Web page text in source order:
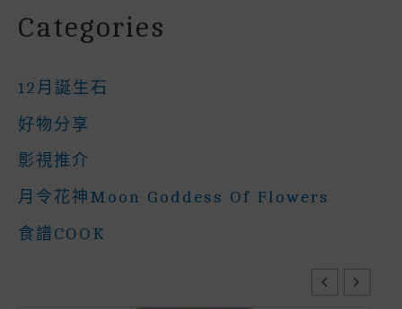
Categories
12月誕生石
好物分享
影視推介
月令花神Moon Goddess Of Flowers
食譜COOK